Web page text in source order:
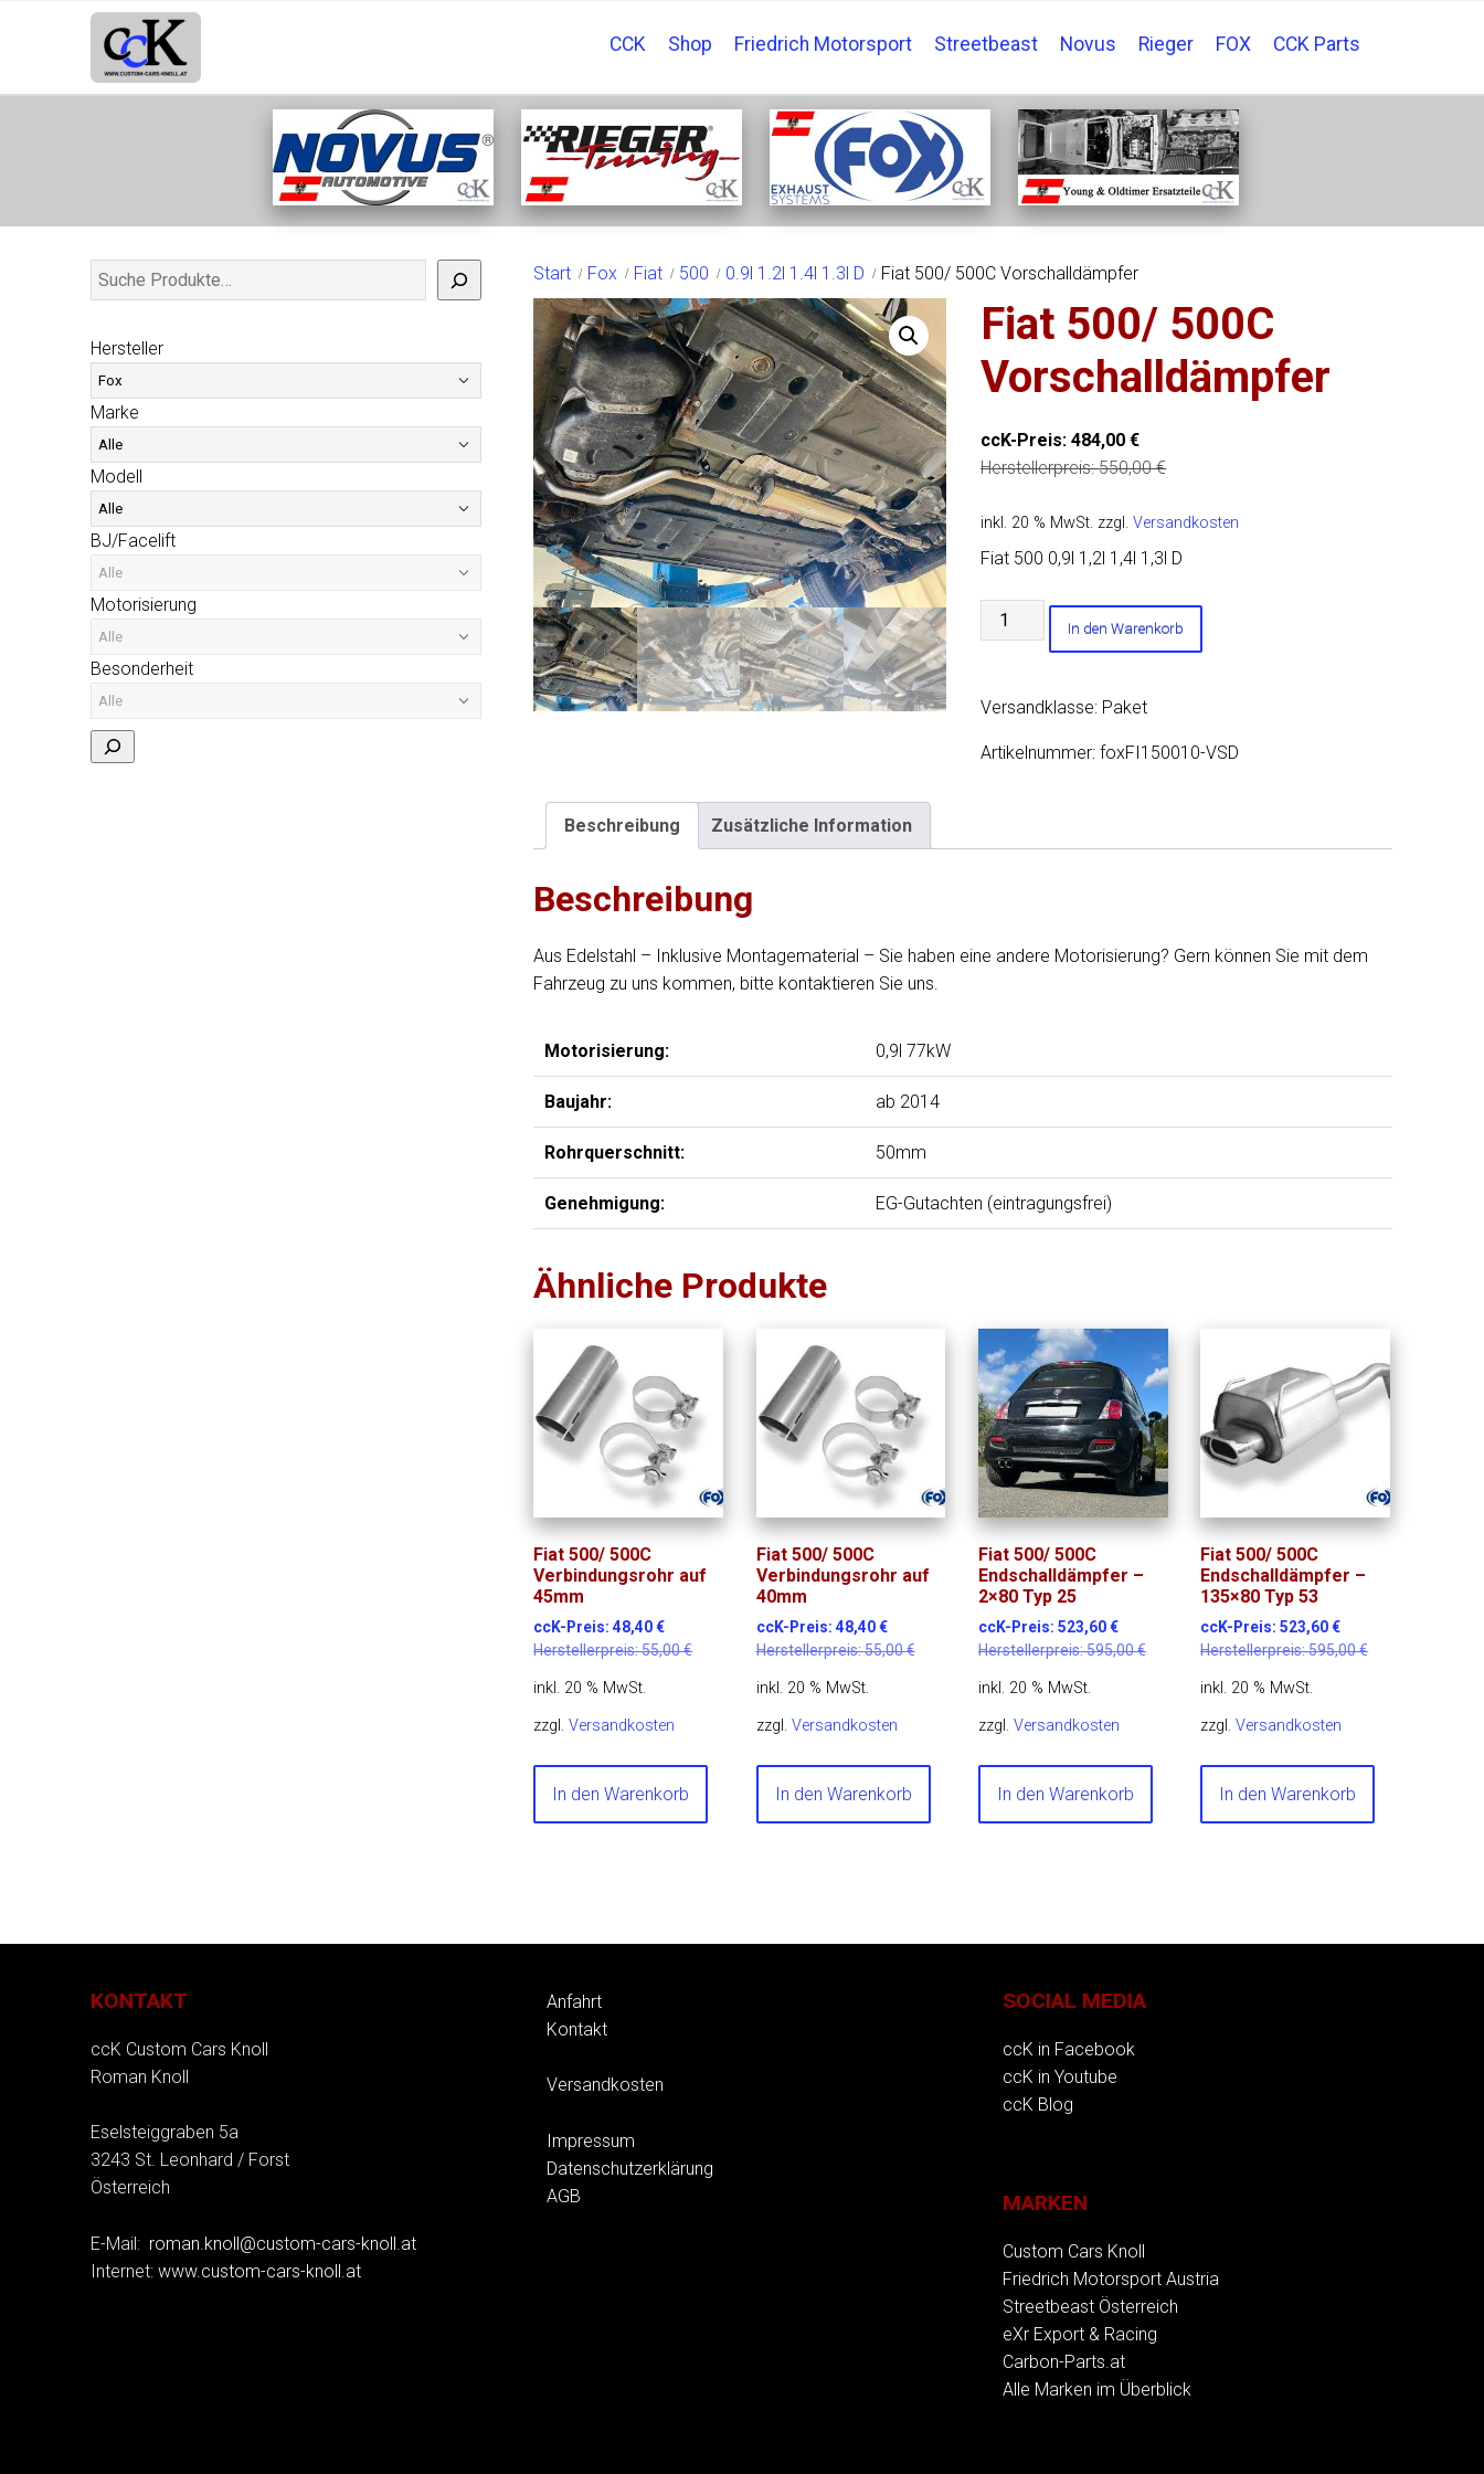
CCK Shop Friedrich Motorsport Streetbeast Novus Rieger FOX CCK Parts
SHOP
Start Fox Fiat 500 0.9l 1.2l 1.4l 1.3l D Fiat 500/ 500C Vorschalldämpfer
Fiat 500/ 500C
Vorschalldämpfer
ccK-Preis:484,00€
Herstellerpreis:550,00€
inkl. 20 % MwSt. zzgl.Versandkosten
Fiat 500 0,9l 1,2l 1,4l 1,3l D
Fiat
500/
Vorschalldämpfer
In den Warenkorb
Versandklasse: Paket
Artikelnummer:foxFI150010-VSD
Beschreibung Zusätzliche Information
Beschreibung
Aus Edelstahl – Inklusive Montagematerial – Sie haben eine andere Motorisierung? Gern können Sie mit dem
Fahrzeug zu uns kommen, bitte kontaktieren Sie uns.
Motorisierung: 0,9l 77kW
Baujahr: ab 2014
Rohrquerschnitt: 50mm
Genehmigung: EG-Gutachten (eintragungsfrei)
Ähnliche Produkte
Fiat 500/ 500C
Verbindungsrohr auf
45mm
ccK-Preis:48,40€
Herstellerpreis:55,00€
inkl. 20 % MwSt.
zzgl.Versandkosten
In den Warenkorb
Fiat 500/ 500C
Verbindungsrohr auf
40mm
ccK-Preis: 48,40€
Herstellerpreis:55,00€
inkl. 20 % MwSt.
zzgl. Versandkosten
In den Warenkorb
Fiat 500/ 500C
Endschalldämpfer –
2×80 Typ 25
ccK-Preis: 523,60€
Herstellerpreis:595,00€
inkl. 20 % MwSt.
zzgl. Versandkosten
In den Warenkorb
Fiat 500/ 500C
Endschalldämpfer –
135×80 Typ 53
ccK-Preis:523,60€
Herstellerpreis:595,00€
inkl. 20 % MwSt.
zzgl.Versandkosten
In den Warenkorb
Hersteller
Marke
Modell
BJ/Facelift
Motorisierung
Besonderheit
KONTAKT
ccK Custom Cars Knoll
Roman Knoll
Eselsteiggraben 5a
3243 St. Leonhard / Forst
Österreich
E-Mail: roman.knoll@custom-cars-knoll.at
Internet: www.custom-cars-knoll.at
Anfahrt
Kontakt
Versandkosten
Impressum
Datenschutzerklärung
AGB
SOCIAL MEDIA
ccK in Facebook
ccK in Youtube
ccK Blog
MARKEN
Custom Cars Knoll
Friedrich Motorsport Austria
Streetbeast Österreich
eXr Export & Racing
Carbon-Parts.at
Alle Marken im Überblick